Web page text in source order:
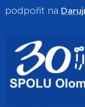
podpořit na